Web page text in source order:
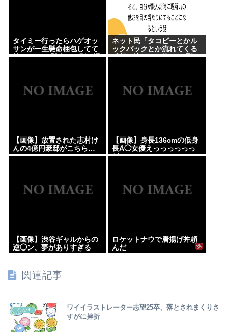
タイミー行ったらハゲオッ
サンが一生懸命梱包してて
笑った その懸命さを別の場
ネット民「タコピーとかル
ックバックとか流れてくる
感想を読むと、俺って理解
【画像】放置された志村け
んの4億円豪邸がこちら…
【画像】身長136cmの低身
長Å◯女優えっっっっっっ
ど
【画像】渋谷ギャルからの
逆◯ン、夢がありすぎる
ロケットナウで唐揚げ丼頼
んだ
関連記事
なんG
ワイイラストレーター志望25卒、落とされまくりさ
すがに挫折